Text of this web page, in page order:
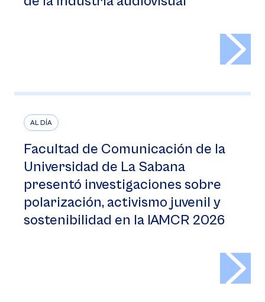
AL DÍA
Facultad de Comunicación de la
Universidad de La Sabana
presentó investigaciones sobre
polarización, activismo juvenil y
sostenibilidad en la IAMCR 2026